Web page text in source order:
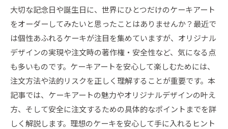
大切な記念日や誕生日に、世界にひとつだけのケーキアート
をオーダーしてみたいと思ったことはありませんか？最近で
は個性あふれるケーキが注目を集めていますが、オリジナル
デザインの実現や注文時の著作権・安全性など、気になる点
も多いものです。ケーキアートを安心して楽しむためには、
注文方法や法的リスクを正しく理解することが重要です。本
記事では、ケーキアートの魅力やオリジナルデザインの叶え
方、そして安全に注文するための具体的なポイントまでを詳
しく解説します。理想のケーキを安心して手に入れるヒント